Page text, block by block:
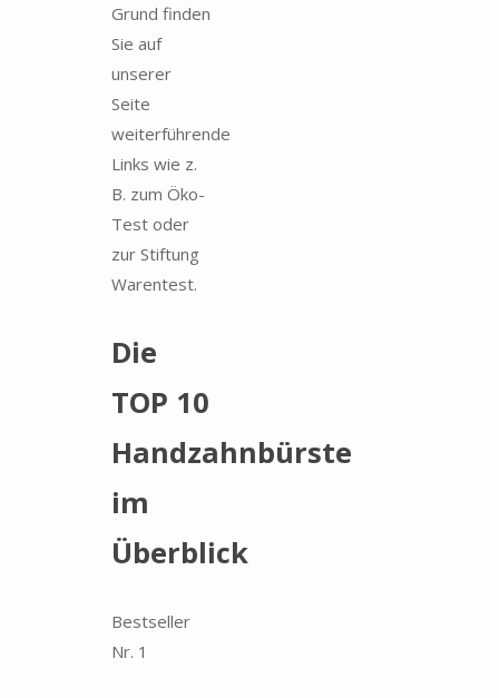
Grund finden
Sie auf
unserer
Seite
weiterführende
Links wie z.
B. zum Öko-
Test oder
zur Stiftung
Warentest.
Die
TOP 10
Handzahnbürste
im
Überblick
Bestseller
Nr. 1